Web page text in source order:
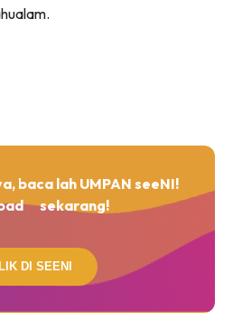
baca lah UMPAN seeNI!
sekarang!
DI SEENI